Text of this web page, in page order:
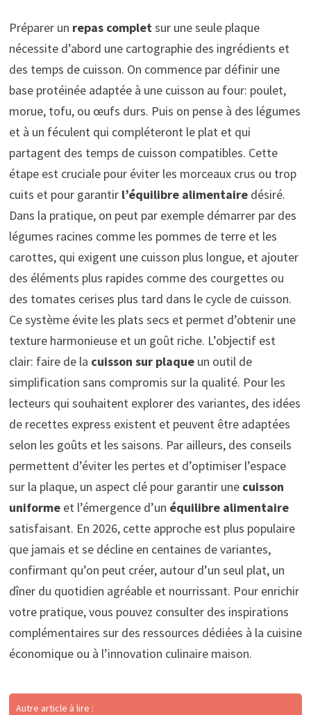
Préparer un repas completsur une seule plaque
nécessite d’abord une cartographie des ingrédients et
des temps de cuisson. On commence par définir une
base protéinée adaptée à une cuisson au four: poulet,
morue, tofu, ou œufs durs. Puis on pense à des légumes
et à un féculent qui compléteront le plat et qui
partagent des temps de cuisson compatibles. Cette
étape est cruciale pour éviter les morceaux crus ou trop
cuits et pour garantir l’équilibre alimentairedésiré.
Dans la pratique, on peut par exemple démarrer par des
légumes racines comme les pommes de terre et les
carottes, qui exigent une cuisson plus longue, et ajouter
des éléments plus rapides comme des courgettes ou
des tomates cerises plus tard dans le cycle de cuisson.
Ce système évite les plats secs et permet d’obtenir une
texture harmonieuse et un goût riche. L’objectif est
clair: faire de la cuisson sur plaqueun outil de
simplification sans compromis sur la qualité. Pour les
lecteurs qui souhaitent explorer des variantes, des idées
de recettes express existent et peuvent être adaptées
selon les goûts et les saisons. Par ailleurs, des conseils
permettent d’éviter les pertes et d’optimiser l’espace
sur la plaque, un aspect clé pour garantir une cuisson
uniformeet l’émergence d’un équilibre alimentaire
satisfaisant. En 2026, cette approche est plus populaire
que jamais et se décline en centaines de variantes,
confirmant qu’on peut créer, autour d’un seul plat, un
dîner du quotidien agréable et nourrissant. Pour enrichir
votre pratique, vous pouvez consulter des inspirations
complémentaires sur des ressources dédiées à la cuisine
économique ou à l’innovation culinaire maison.
Autre article à lire :